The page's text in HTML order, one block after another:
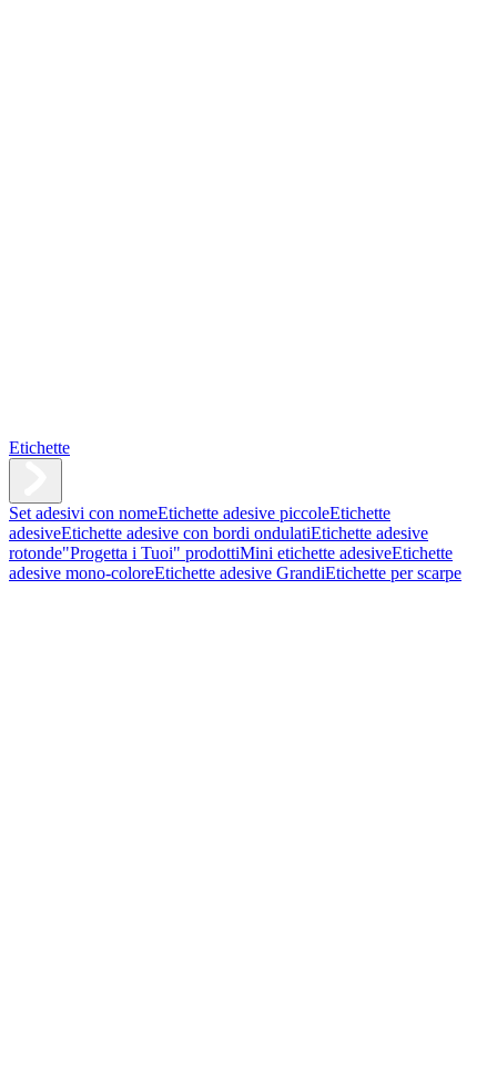
Etichette
Set adesivi con nomeEtichette adesive piccoleEtichette
adesiveEtichette adesive con bordi ondulatiEtichette adesive
rotonde"Progetta i Tuoi" prodottiMini etichette adesiveEtichette
adesive mono-coloreEtichette adesive GrandiEtichette per scarpe